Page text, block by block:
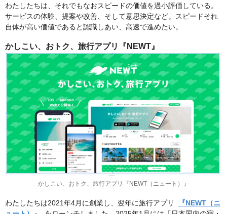
わたしたちは、それでもなおスピードの価値を過小評価している。
サービスの体験、提案や改善、そして意思決定など。スピードそれ
自体が高い価値であると認識しあい、高速で進めたい。
かしこい、おトク、旅行アプリ『NEWT』
かしこい、おトク、旅行アプリ『NEWT（ニュート）』
わたしたちは2021年4月に創業し、翌年に旅行アプリ
『NEWT（ニ